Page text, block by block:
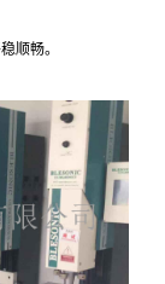
顺畅。